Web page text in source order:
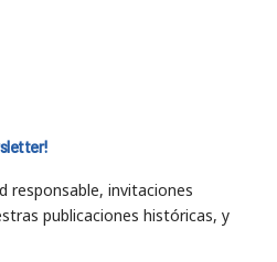
responsable, invitaciones
publicaciones históricas, y